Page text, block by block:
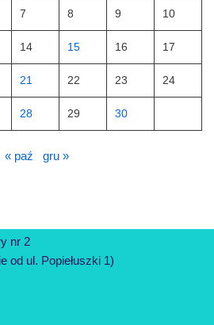
7 8 9 10
14 15 16 17
21 22 23 24
28 29 30
« paź gru »
nr 2
od ul. Popiełuszki 1)